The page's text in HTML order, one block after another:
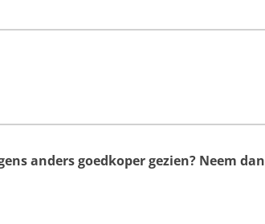
anders goedkoper gezien? Neem dan